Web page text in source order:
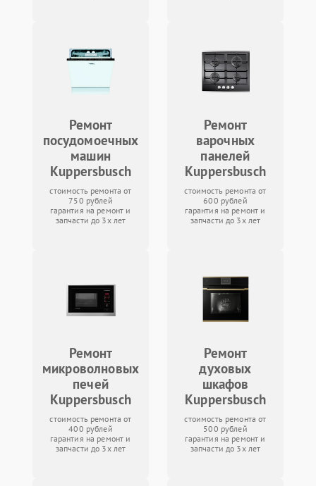
Ремонт
посудомоечных
машин
Kuppersbusch
стоимость ремонта от
750 рублей
гарантия на ремонт и
запчасти до 3х лет
Ремонт
варочных
панелей
Kuppersbusch
стоимость ремонта от
600 рублей
гарантия на ремонт и
запчасти до 3х лет
Ремонт
микроволновых
печей
Kuppersbusch
стоимость ремонта от
400 рублей
гарантия на ремонт и
запчасти до 3х лет
Ремонт
духовых
шкафов
Kuppersbusch
стоимость ремонта от
500 рублей
гарантия на ремонт и
запчасти до 3х лет